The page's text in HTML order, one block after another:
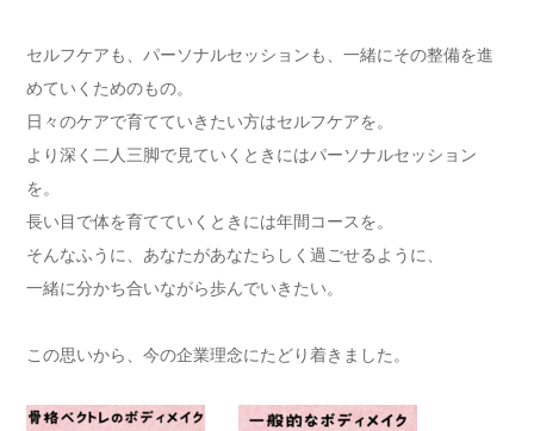
セルフケアも、パーソナルセッションも、一緒にその整備を進
めていくためのもの。
日々のケアで育てていきたい方はセルフケアを。
より深く二人三脚で見ていくときにはパーソナルセッション
を。
長い目で体を育てていくときには年間コースを。
そんなふうに、あなたがあなたらしく過ごせるように、
一緒に分かち合いながら歩んでいきたい。
この思いから、今の企業理念にたどり着きました。